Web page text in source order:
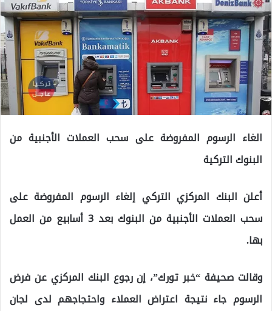
الغاء الرسوم المفروضة على سحب العملات الأجنبية من
البنوك التركية
أعلن البنك المركزي التركي إلغاء الرسوم المفروضة على
سحب العملات الأجنبية من البنوك بعد 3 أسابيع من العمل
بها.
وقالت صحيفة “خبر تورك”، إن رجوع البنك المركزي عن فرض
الرسوم جاء نتيجة اعتراض العملاء واحتجاجهم لدى لجان